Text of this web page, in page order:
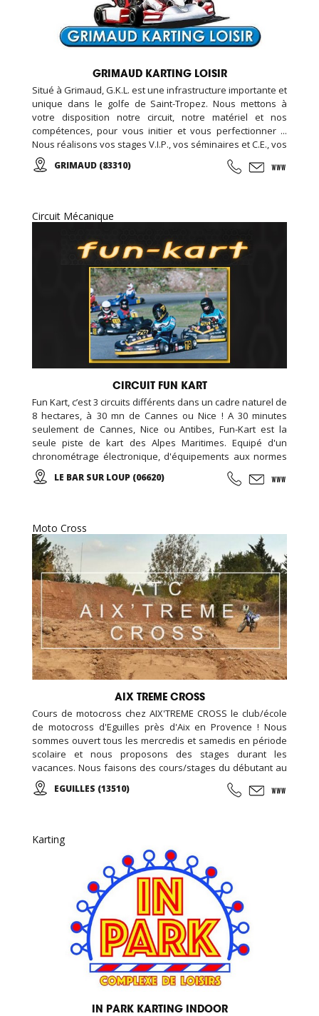
GRIMAUD KARTING LOISIR
Situé à Grimaud, G.K.L. est une infrastructure importante et
unique dans le golfe de Saint-Tropez. Nous mettons à
votre disposition notre circuit, notre matériel et nos
compétences, pour vous initier et vous perfectionner ...
Nous réalisons vos stages V.I.P., vos séminaires et C.E., vos
formules week-end... Encadré par notre équipe de
passionnés vous participerez aux courses d'endurance,
GRIMAUD (83310)
Circuit Mécanique
CIRCUIT FUN KART
Fun Kart, c’est 3 circuits différents dans un cadre naturel de
8 hectares, à 30 mn de Cannes ou Nice ! A 30 minutes
seulement de Cannes, Nice ou Antibes, Fun-Kart est la
seule piste de kart des Alpes Maritimes. Equipé d'un
chronométrage électronique, d'équipements aux normes
de sécurité européenne, assistance mécanique, et un
restaurant sur place, nous avons également une piste de
LE BAR SUR LOUP (06620)
Moto Cross
AIX TREME CROSS
Cours de motocross chez AIX'TREME CROSS le club/école
de motocross d'Eguilles près d'Aix en Provence ! Nous
sommes ouvert tous les mercredis et samedis en période
scolaire et nous proposons des stages durant les
vacances. Nous faisons des cours/stages du débutant au
confirmé. Nous accueillons aussi bien des enfants, des
adultes et des groupes. Contactez-nous !
EGUILLES (13510)
Karting
IN PARK KARTING INDOOR